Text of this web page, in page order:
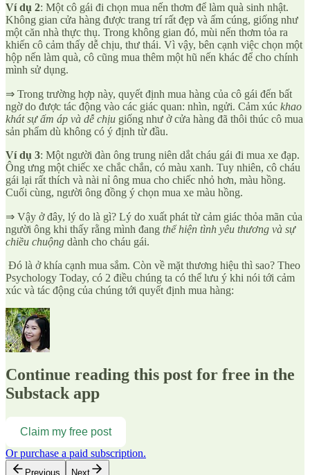
Ví dụ 2: Một cô gái đi chọn mua nến thơm để làm quà sinh nhật.
Không gian cửa hàng được trang trí rất đẹp và ấm cúng, giống như
một căn nhà thực thụ. Trong không gian đó, mùi nến thơm tỏa ra
khiến cô cảm thấy dễ chịu, thư thái. Vì vậy, bên cạnh việc chọn một
hộp nến làm quà, cô cũng mua thêm một hũ nến khác để cho chính
mình sử dụng.
⇒ Trong trường hợp này, quyết định mua hàng của cô gái đến bất
ngờ do được tác động vào các giác quan: nhìn, ngửi. Cảm xúc khao
khát sự ấm áp và dễ chịu giống như ở cửa hàng đã thôi thúc cô mua
sản phẩm dù không có ý định từ đầu.
Ví dụ 3: Một người đàn ông trung niên dắt cháu gái đi mua xe đạp.
Ông ưng một chiếc xe chắc chắn, có màu xanh. Tuy nhiên, cô cháu
gái lại rất thích và nài nỉ ông mua cho chiếc nhỏ hơn, màu hồng.
Cuối cùng, người ông đồng ý chọn mua xe màu hồng.
⇒ Vậy ở đây, lý do là gì? Lý do xuất phát từ cảm giác thỏa mãn của
người ông khi thấy rằng mình đang thể hiện tình yêu thương và sự
chiều chuộng dành cho cháu gái.
Đó là ở khía cạnh mua sắm. Còn về mặt thương hiệu thì sao? Theo
Psychology Today, có 2 điều chúng ta có thể lưu ý khi nói tới cảm
xúc và tác động của chúng tới quyết định mua hàng:
Continue reading this post for free in the
Substack app
Claim my free post
Or purchase a paid subscription.
Previous Next